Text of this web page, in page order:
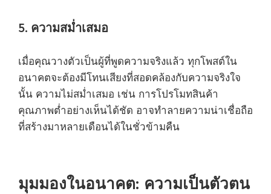
5. ความสม่ำเสมอ
เมื่อคุณวางตัวเป็นผู้ที่พูดความจริงแล้ว ทุกโพสต์ใน
อนาคตจะต้องมีโทนเสียงที่สอดคล้องกับความจริงใจ
นั้น ความไม่สม่ำเสมอ เช่น การโปรโมทสินค้า
คุณภาพต่ำอย่างเห็นได้ชัด อาจทำลายความน่าเชื่อถือ
ที่สร้างมาหลายเดือนได้ในชั่วข้ามคืน
มุมมองในอนาคต: ความเป็นตัวตน